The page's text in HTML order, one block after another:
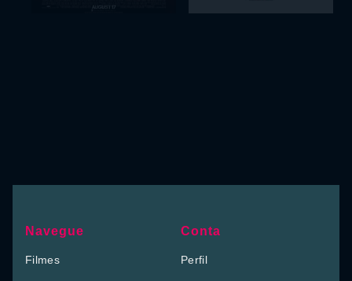
Navegue
Filmes
Conta
Perfil